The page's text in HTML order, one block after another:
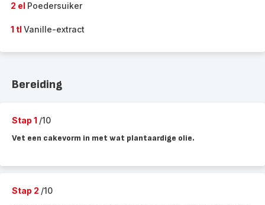
2 el Poedersuiker
1 tl Vanille-extract
Bereiding
Stap 1 /10
Vet een cakevorm in met wat plantaardige olie.
Stap 2 /10